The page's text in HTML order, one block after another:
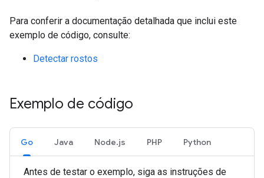
Para conferir a documentação detalhada que inclui este
exemplo de código, consulte:
Detectar rostos
Exemplo de código
Go Java Node.js PHP Python
Antes de testar o exemplo, siga as instruções de